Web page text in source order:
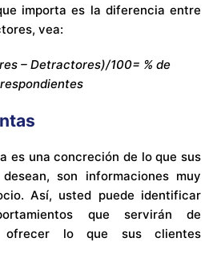
importa es la diferencia entre
vea:
– Detractores)/100= % de
respondientes
es una concreción de lo que sus
son informaciones muy
Así, usted puede identificar
que servirán de
ofrecer lo que sus clientes